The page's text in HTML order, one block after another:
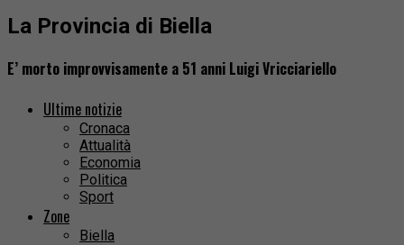
La Provincia di Biella
E’ morto improvvisamente a 51 anni Luigi Vricciariello
Ultime notizie
Cronaca
Attualità
Economia
Politica
Sport
Zone
Biella